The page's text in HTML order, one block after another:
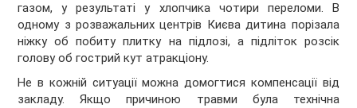
газом, у результаті у хлопчика чотири переломи. В
одному з розважальних центрів Києва дитина порізала
ніжку об побиту плитку на підлозі, а підліток розсік
голову об гострий кут атракціону.
Не в кожній ситуації можна домогтися компенсації від
закладу. Якщо причиною травми була технічна